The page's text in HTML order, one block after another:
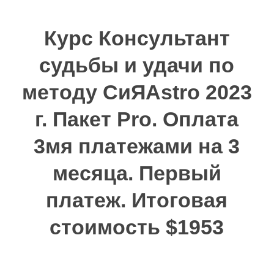
Курс Консультант
судьбы и удачи по
методу СиЯAstro 2023
г. Пакет Pro. Оплата
3мя платежами на 3
месяца. Первый
платеж. Итоговая
стоимость $1953